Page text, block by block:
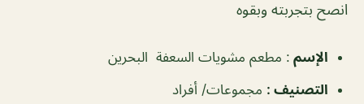
انصح بتجربته وبقوه
الإسم : مطعم مشويات السعفة البحرين
التصنيف : مجموعات/ أفراد